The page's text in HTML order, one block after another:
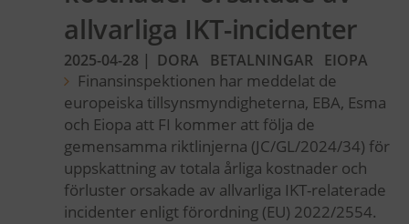
allvarliga IKT-incidenter
2025-04-28 | DORA BETALNINGAR EIOPA
Finansinspektionen har meddelat de
europeiska tillsynsmyndigheterna, EBA, Esma
och Eiopa att FI kommer att följa de
gemensamma riktlinjerna (JC/GL/2024/34) för
uppskattning av totala årliga kostnader och
förluster orsakade av allvarliga IKT-relaterade
incidenter enligt förordning (EU) 2022/2554.